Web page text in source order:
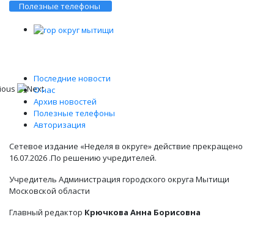
Полезные телефоны
Последние новости
О нас
Архив новостей
Полезные телефоны
Авторизация
Сетевое издание «Неделя в округе» действие прекращено
16.07.2026 .По решению учредителей.
Учредитель Администрация городского округа Мытищи
Московской области
Главный редактор Крючкова Анна Борисовна